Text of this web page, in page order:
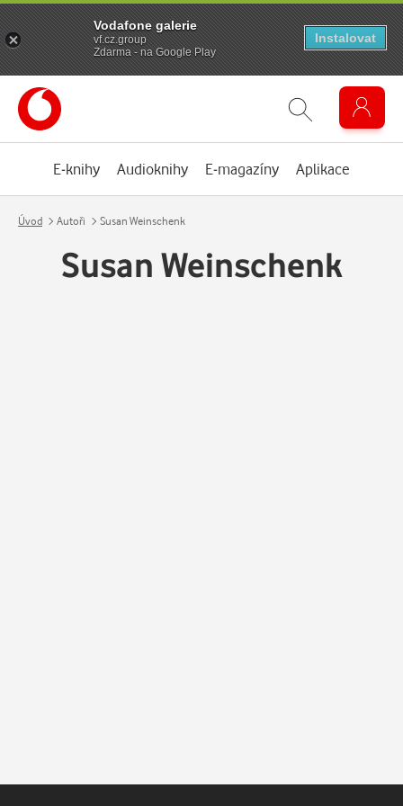
E-knihy Audioknihy E-magazíny Aplikace
Úvod Autoři Susan Weinschenk
Susan Weinschenk
Vodafone galerie
vf.cz.group
Zdarma - na Google Play
Instalovat